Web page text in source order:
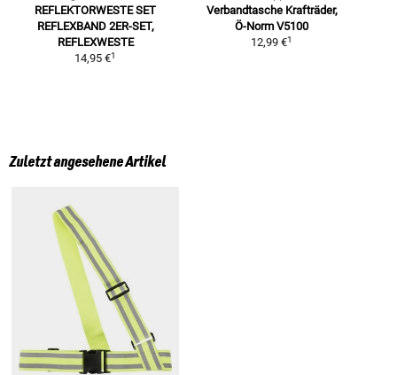
REFLEKTORWESTE SET
REFLEXBAND 2ER-SET,
REFLEXWESTE
14,95 €1
Verbandtasche Krafträder,
Ö-Norm V5100
12,99 €1
Zuletzt angesehene Artikel